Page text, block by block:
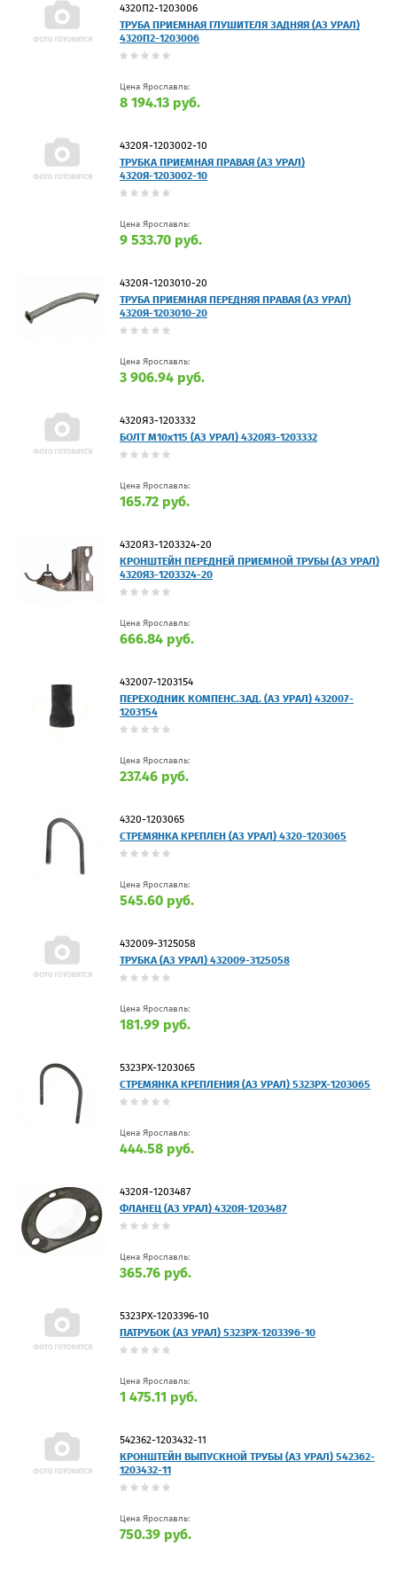
4320П2-1203006
ТРУБА ПРИЕМНАЯ ГЛУШИТЕЛЯ ЗАДНЯЯ (АЗ УРАЛ)
4320П2-1203006
Цена Ярославль:
8 194.13 руб.
4320Я-1203002-10
ТРУБКА ПРИЕМНАЯ ПРАВАЯ (АЗ УРАЛ)
4320Я-1203002-10
Цена Ярославль:
9 533.70 руб.
4320Я-1203010-20
ТРУБА ПРИЕМНАЯ ПЕРЕДНЯЯ ПРАВАЯ (АЗ УРАЛ)
4320Я-1203010-20
Цена Ярославль:
3 906.94 руб.
4320Я3-1203332
БОЛТ М10х115 (АЗ УРАЛ) 4320Я3-1203332
Цена Ярославль:
165.72 руб.
4320Я3-1203324-20
КРОНШТЕЙН ПЕРЕДНЕЙ ПРИЕМНОЙ ТРУБЫ (АЗ УРАЛ)
4320Я3-1203324-20
Цена Ярославль:
666.84 руб.
432007-1203154
ПЕРЕХОДНИК КОМПЕНС.ЗАД. (АЗ УРАЛ) 432007-
1203154
Цена Ярославль:
237.46 руб.
4320-1203065
СТРЕМЯНКА КРЕПЛЕН (АЗ УРАЛ) 4320-1203065
Цена Ярославль:
545.60 руб.
432009-3125058
ТРУБКА (АЗ УРАЛ) 432009-3125058
Цена Ярославль:
181.99 руб.
5323РХ-1203065
СТРЕМЯНКА КРЕПЛЕНИЯ (АЗ УРАЛ) 5323РХ-1203065
Цена Ярославль:
444.58 руб.
4320Я-1203487
ФЛАНЕЦ (АЗ УРАЛ) 4320Я-1203487
Цена Ярославль:
365.76 руб.
5323РХ-1203396-10
ПАТРУБОК (АЗ УРАЛ) 5323РХ-1203396-10
Цена Ярославль:
1 475.11 руб.
542362-1203432-11
КРОНШТЕЙН ВЫПУСКНОЙ ТРУБЫ (АЗ УРАЛ) 542362-
1203432-11
Цена Ярославль:
750.39 руб.